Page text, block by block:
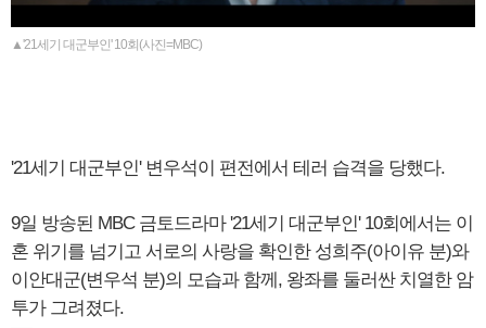
▲'21세기 대군부인' 10회(사진=MBC)
'21세기 대군부인' 변우석이 편전에서 테러 습격을 당했다.
9일 방송된 MBC 금토드라마 '21세기 대군부인' 10회에서는 이
혼 위기를 넘기고 서로의 사랑을 확인한 성희주(아이유 분)와
이안대군(변우석 분)의 모습과 함께, 왕좌를 둘러싼 치열한 암
투가 그려졌다.